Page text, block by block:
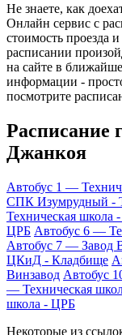
Не знаете, как
Онлайн сервис с
стоимость проезда
расписании
на сайте в
информации -
посмотрите
Расписание
Джанкоя
Автобус 1 —
СПК Изумрудный -
Техническая школа
ЦРБ Автобус 6 —
Автобус 7 — Завод
ЦКиД - Кладбище
Винзавод Автобус
— Техническая
школа - ЦРБ
Некоторые из